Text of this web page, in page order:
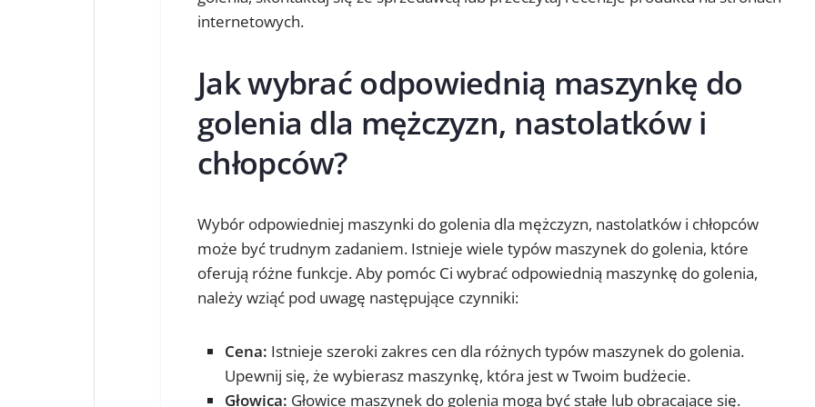
internetowych.
Jak wybrać odpowiednią maszynkę do
golenia dla mężczyzn, nastolatków i
chłopców?
Wybór odpowiedniej maszynki do golenia dla mężczyzn, nastolatków i chłopców
może być trudnym zadaniem. Istnieje wiele typów maszynek do golenia, które
oferują różne funkcje. Aby pomóc Ci wybrać odpowiednią maszynkę do golenia,
należy wziąć pod uwagę następujące czynniki:
Cena: Istnieje szeroki zakres cen dla różnych typów maszynek do golenia.
Upewnij się, że wybierasz maszynkę, która jest w Twoim budżecie.
Głowica: Głowice maszynek do golenia mogą być stałe lub obracające się.